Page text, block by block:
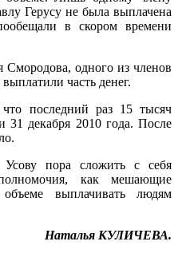
Герусу не была выплачена
в скором времени
одного из членов
часть денег.
последний раз 15 тысяч
31 декабря 2010 года. После
пора сложить с себя
как мешающие
выплачивать людям
Наталья КУЛИЧЕВА.